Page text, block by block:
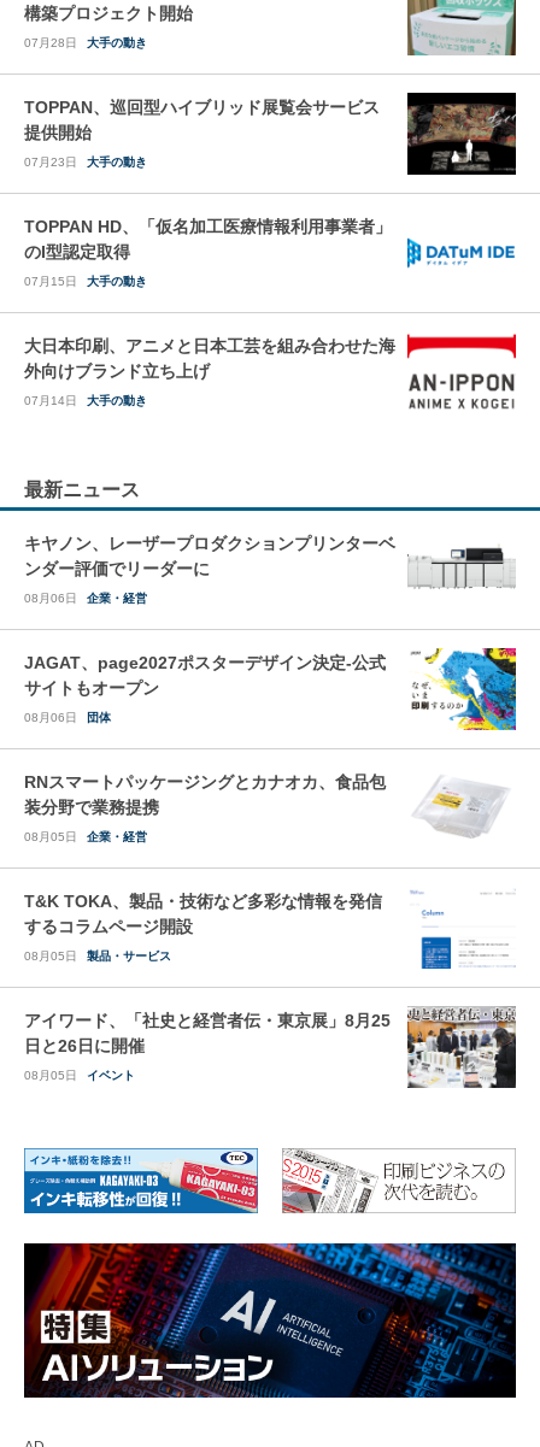
構築プロジェクト開始
07月28日 大手の動き
TOPPAN、巡回型ハイブリッド展覧会サービス
提供開始
07月23日 大手の動き
TOPPAN HD、「仮名加工医療情報利用事業者」
のI型認定取得
07月15日 大手の動き
大日本印刷、アニメと日本工芸を組み合わせた海
外向けブランド立ち上げ
07月14日 大手の動き
最新ニュース
キヤノン、レーザープロダクションプリンターベ
ンダー評価でリーダーに
08月06日 企業・経営
JAGAT、page2027ポスターデザイン決定-公式
サイトもオープン
08月06日 団体
RNスマートパッケージングとカナオカ、食品包
装分野で業務提携
08月05日 企業・経営
T&K TOKA、製品・技術など多彩な情報を発信
するコラムページ開設
08月05日 製品・サービス
アイワード、「社史と経営者伝・東京展」8月25
日と26日に開催
08月05日 イベント